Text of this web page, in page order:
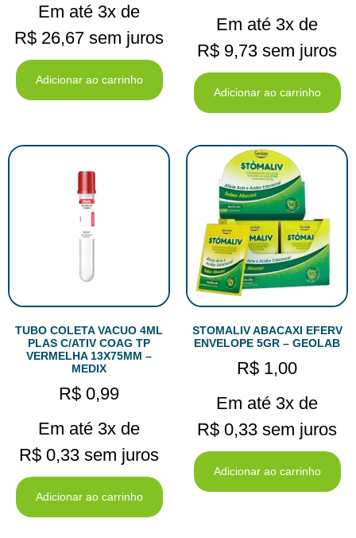
Em até 3x de
R$ 26,67 sem juros
Adicionar ao carrinho
Em até 3x de
R$ 9,73 sem juros
Adicionar ao carrinho
TUBO COLETA VACUO 4ML
PLAS C/ATIV COAG TP
VERMELHA 13X75MM –
MEDIX
R$ 0,99
Em até 3x de
R$ 0,33 sem juros
Adicionar ao carrinho
STOMALIV ABACAXI EFERV
ENVELOPE 5GR – GEOLAB
R$ 1,00
Em até 3x de
R$ 0,33 sem juros
Adicionar ao carrinho